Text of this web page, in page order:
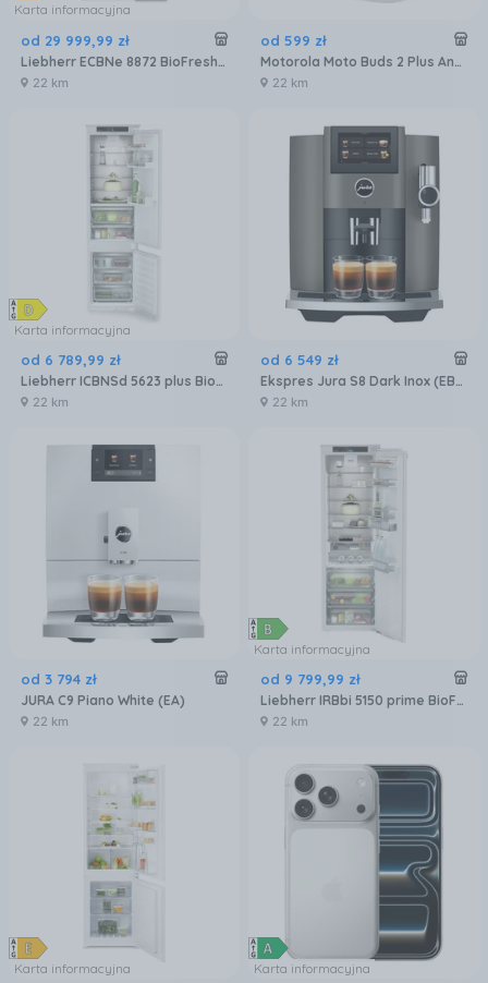
Karta informacyjna
od 29 999,99 zł
Liebherr ECBNe 8872 BioFresh NoFrost
22 km
od 599 zł
Motorola Moto Buds 2 Plus Anc Biały
22 km
Karta informacyjna
od 6 789,99 zł
Liebherr ICBNSd 5623 plus BioFresh NoFrost
22 km
od 6 549 zł
Ekspres Jura S8 Dark Inox (EB) 15480
22 km
od 3 794 zł
JURA C9 Piano White (EA)
22 km
Karta informacyjna
od 9 799,99 zł
Liebherr IRBbi 5150 prime BioFresh
22 km
Karta informacyjna Karta informacyjna